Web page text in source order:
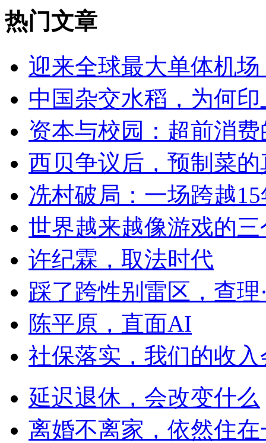
热门文章
迎来全球最大单体机
中国杂交水稻，为何
资本与校园：超前消
西贝争议后，预制菜
冼村破局：一场跨越
世界越来越像游戏的
许纪霖，取法时代
踩了跨性别雷区，查理
陈平原，直面AI
社保落实，我们的收
延迟退休，会改变什么
离婚不离家，依然住